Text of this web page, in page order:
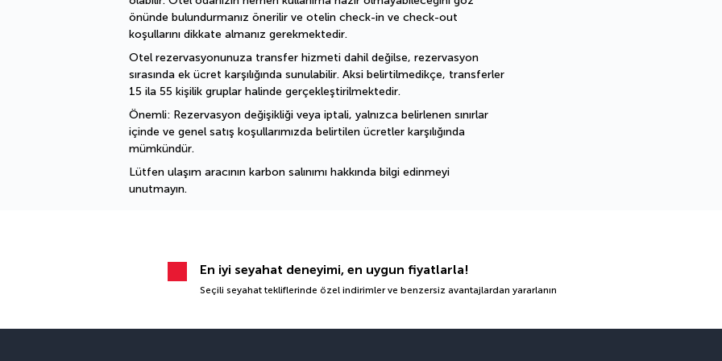
önünde bulundurmanız önerilir ve otelin check-in ve check-out
koşullarını dikkate almanız gerekmektedir.
Otel rezervasyonunuza transfer hizmeti dahil değilse, rezervasyon
sırasında ek ücret karşılığında sunulabilir. Aksi belirtilmedikçe, transferler
15 ila 55 kişilik gruplar halinde gerçekleştirilmektedir.
Önemli: Rezervasyon değişikliği veya iptali, yalnızca belirlenen sınırlar
içinde ve genel satış koşullarımızda belirtilen ücretler karşılığında
mümkündür.
Lütfen ulaşım aracının karbon salınımı hakkında bilgi edinmeyi
unutmayın.
En iyi seyahat deneyimi, en uygun fiyatlarla!
Seçili seyahat tekliflerinde özel indirimler ve benzersiz avantajlardan yararlanın